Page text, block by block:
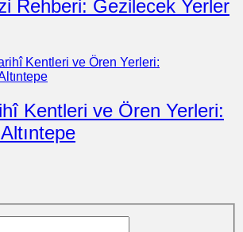
Rehberi: Gezilecek Yerler
Kentleri ve Ören Yerleri: